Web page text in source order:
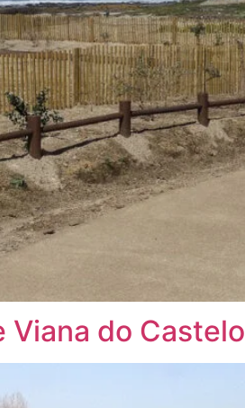
Viana do Castelo